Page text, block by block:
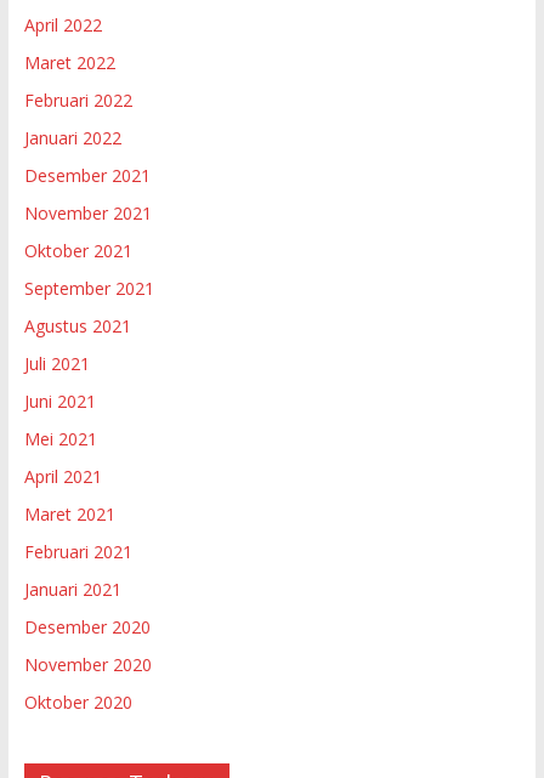
April 2022
Maret 2022
Februari 2022
Januari 2022
Desember 2021
November 2021
Oktober 2021
September 2021
Agustus 2021
Juli 2021
Juni 2021
Mei 2021
April 2021
Maret 2021
Februari 2021
Januari 2021
Desember 2020
November 2020
Oktober 2020